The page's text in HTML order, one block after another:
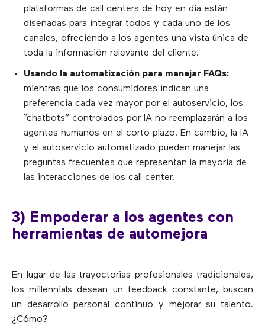
plataformas de call centers de hoy en día están
diseñadas para integrar todos y cada uno de los
canales, ofreciendo a los agentes una vista única de
toda la información relevante del cliente.
Usando la automatización para manejar FAQs:
mientras que los consumidores indican una
preferencia cada vez mayor por el autoservicio, los
“chatbots” controlados por IA no reemplazarán a los
agentes humanos en el corto plazo. En cambio, la IA
y el autoservicio automatizado pueden manejar las
preguntas frecuentes que representan la mayoría de
las interacciones de los call center.
3) Empoderar a los agentes con
herramientas de automejora
En lugar de las trayectorias profesionales tradicionales,
los millennials desean un feedback constante, buscan
un desarrollo personal continuo y mejorar su talento.
¿Cómo?